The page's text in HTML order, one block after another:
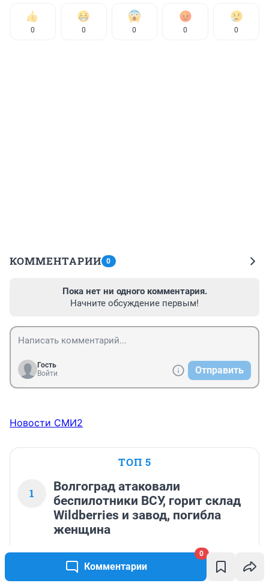
Комментарии
0
0 0 0 0 0
КОММЕНТАРИИ 0
Пока нет ни одного комментария.
Начните обсуждение первым!
Гость
Войти
Отправить
Новости СМИ2
ТОП 5
1
Волгоград атаковали
беспилотники ВСУ, горит склад
Wildberries и завод, погибла
женщина
54 816 167